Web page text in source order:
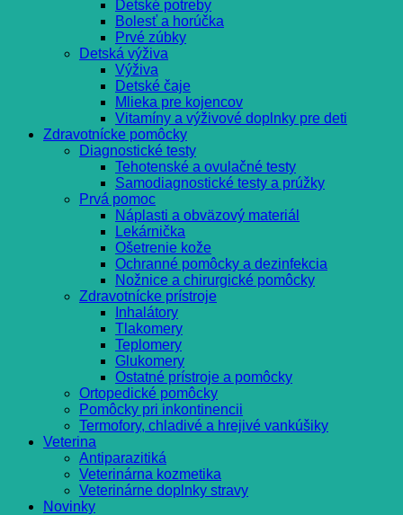
Detské potreby
Bolesť a horúčka
Prvé zúbky
Detská výživa
Výživa
Detské čaje
Mlieka pre kojencov
Vitamíny a výživové doplnky pre deti
Zdravotnícke pomôcky
Diagnostické testy
Tehotenské a ovulačné testy
Samodiagnostické testy a prúžky
Prvá pomoc
Náplasti a obväzový materiál
Lekárnička
Ošetrenie kože
Ochranné pomôcky a dezinfekcia
Nožnice a chirurgické pomôcky
Zdravotnícke prístroje
Inhalátory
Tlakomery
Teplomery
Glukomery
Ostatné prístroje a pomôcky
Ortopedické pomôcky
Pomôcky pri inkontinencii
Termofory, chladivé a hrejivé vankúšiky
Veterina
Antiparazitiká
Veterinárna kozmetika
Veterinárne doplnky stravy
Novinky